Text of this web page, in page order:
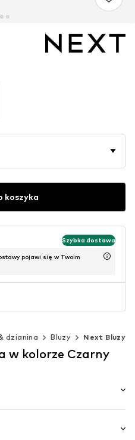
koszyka
Szybka dostawa
pojawi się w Twoim
dzianina Bluzy Next Bluzy
w kolorze Czarny